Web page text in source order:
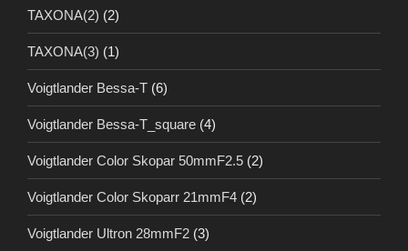
TAXONA(2) (2)
TAXONA(3) (1)
Voigtlander Bessa-T (6)
Voigtlander Bessa-T_square (4)
Voigtlander Color Skopar 50mmF2.5 (2)
Voigtlander Color Skoparr 21mmF4 (2)
Voigtlander Ultron 28mmF2 (3)